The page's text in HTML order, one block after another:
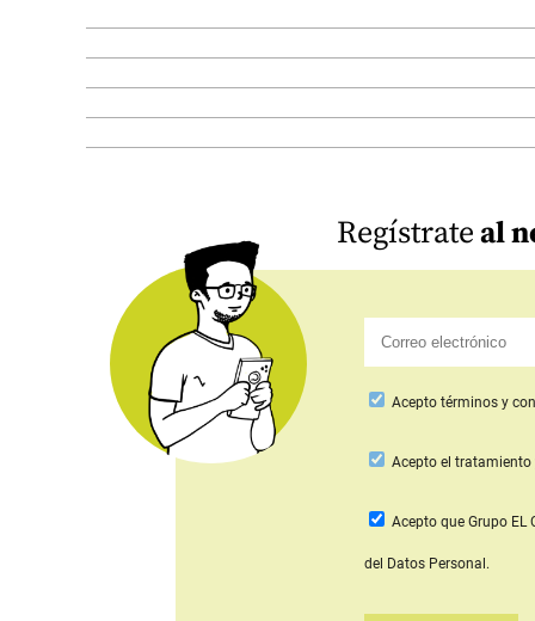
Regístrateal
Acepto términos y
Aceptoel tratamiento
Acepto que Grupo EL
del Datos Personal.